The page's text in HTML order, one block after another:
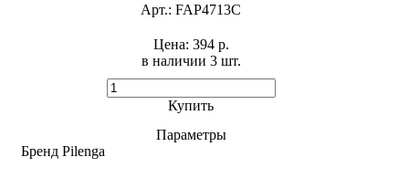
Арт.: FAP4713C
в наличии 3 шт. ​
Цена: 394 р.
Купить
Параметры
Бренд Pilenga